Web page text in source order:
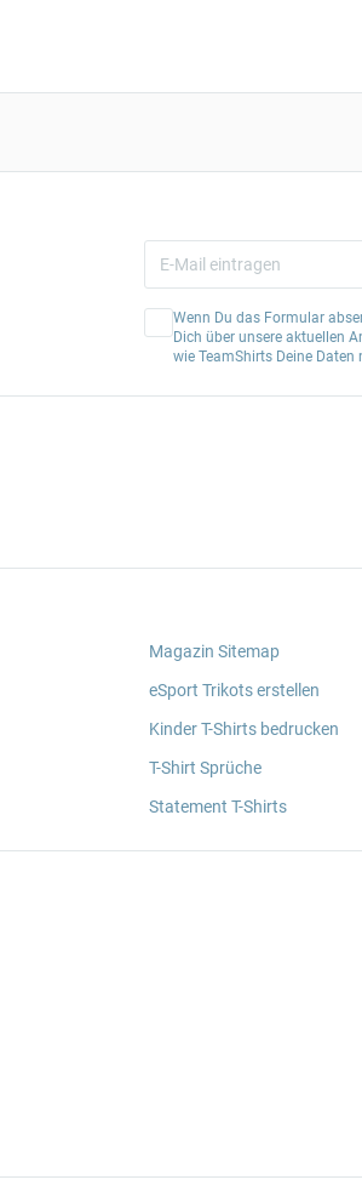
Wenn Du das Formular
Dich über unsere aktuellen
wie TeamShirts Deine
Magazin Sitemap
eSport Trikots erstellen
Kinder T-Shirts bedrucken
T-Shirt Sprüche
Statement T-Shirts